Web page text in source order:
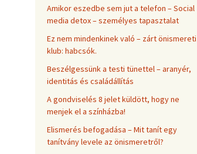
Amikor eszedbe sem jut a telefon – Social
media detox – személyes tapasztalat
Ez nem mindenkinek való – zárt önismereti
klub: habcsók.
Beszélgessünk a testi tünettel – aranyér,
identitás és családállítás
A gondviselés 8 jelet küldött, hogy ne
menjek el a színházba!
Elismerés befogadása – Mit tanít egy
tanítvány levele az önismeretről?